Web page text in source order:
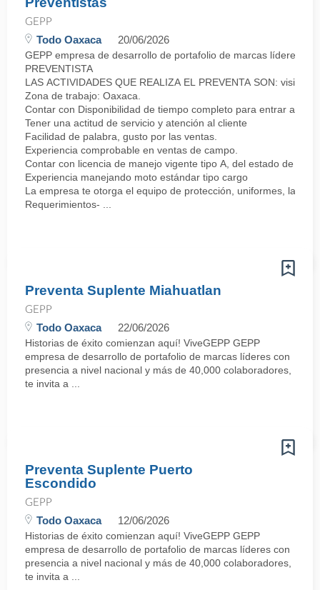
GEPP
Todo Oaxaca 20/06/2026
GEPP empresa de desarrollo de portafolio de marcas líderes
PREVENTISTA
LAS ACTIVIDADES QUE REALIZA EL PREVENTA SON:
Zona de trabajo: Oaxaca.
Contar con Disponibilidad de tiempo completo para entrar a
Tener una actitud de servicio y atención al cliente
Facilidad de palabra, gusto por las ventas.
Experiencia comprobable en ventas de campo.
Contar con licencia de manejo vigente tipo A, del estado de
Experiencia manejando moto estándar tipo cargo
La empresa te otorga el equipo de protección, uniformes, la
Requerimientos- ...
Preventa Suplente Miahuatlan
GEPP
Todo Oaxaca 22/06/2026
Historias de éxito comienzan aquí! ViveGEPP GEPP
empresa de desarrollo de portafolio de marcas líderes con
presencia a nivel nacional y más de 40,000 colaboradores,
te invita a ...
Preventa Suplente Puerto
Escondido
GEPP
Todo Oaxaca 12/06/2026
Historias de éxito comienzan aquí! ViveGEPP GEPP
empresa de desarrollo de portafolio de marcas líderes con
presencia a nivel nacional y más de 40,000 colaboradores,
te invita a ...